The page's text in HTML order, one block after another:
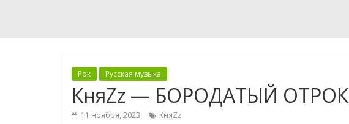
Рок Русская музыка
КняZz — БОРОДАТЫЙ ОТРОК
11 ноября, 2023 КняZz